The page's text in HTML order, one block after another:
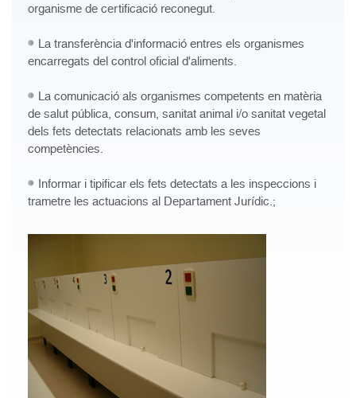
organisme de certificació reconegut.
La transferència d'informació entres els organismes
encarregats del control oficial d'aliments.
La comunicació als organismes competents en matèria
de salut pública, consum, sanitat animal i/o sanitat vegetal
dels fets detectats relacionats amb les seves
competències.
Informar i tipificar els fets detectats a les inspeccions i
trametre les actuacions al Departament Jurídic.;